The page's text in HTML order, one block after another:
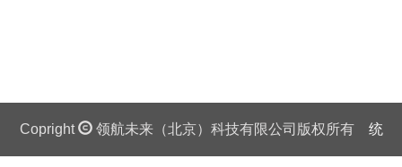
Copright 领航未来（北京）科技有限公司版权所有 统